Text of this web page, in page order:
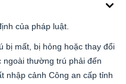
của pháp luật.
bị mất, bị hỏng hoặc thay đổi
thường trú phải đến
nhập cảnh Công an cấp tỉnh